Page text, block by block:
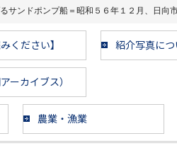
サンドポンプ船＝昭和５６年１２月、日向
ください】 紹介写真に
ーカイブス）
農業・漁業